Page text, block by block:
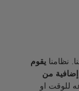
نظامنا يقوم
من
للوقت او